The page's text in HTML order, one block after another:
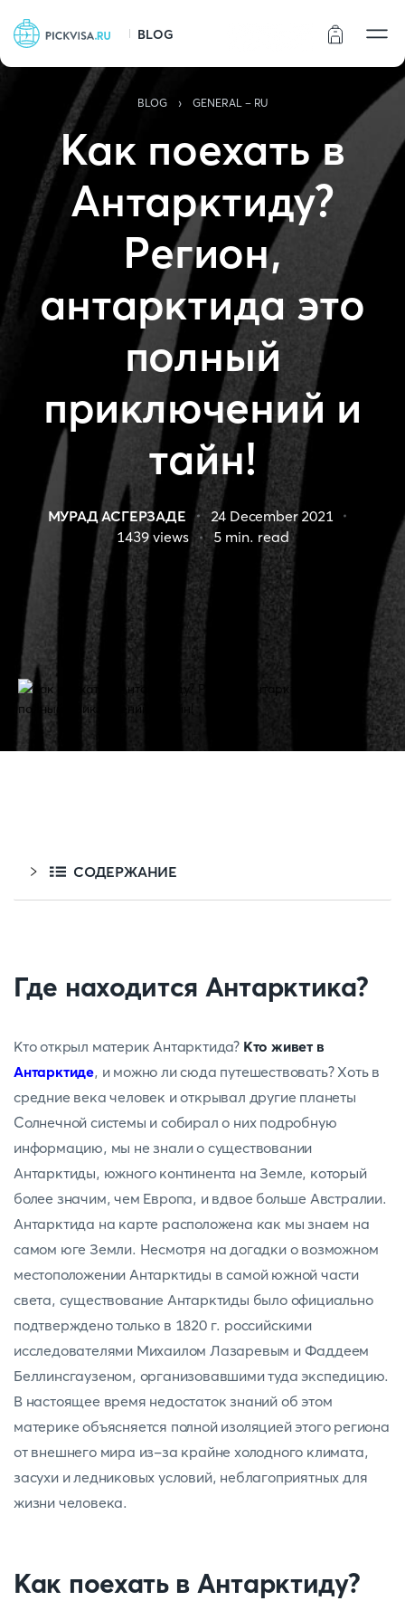
BLOG
BLOG › GENERAL - RU
Как поехать в
Антарктиду?
Регион,
антарктида это
полный
приключений и
тайн!
МУРАД АСГЕРЗАДЕ
24 December 2021
1439views 5min. read
СОДЕРЖАНИЕ
Где находится Антарктика?
Кто открыл материк Антарктида? Кто живет в
Антарктиде, и можно ли сюда путешествовать? Хоть в
средние века человек и открывал другие планеты
Солнечной системы и собирал о них подробную
информацию, мы не знали о существовании
Антарктиды, южного континента на Земле, который
более значим, чем Европа, и вдвое больше Австралии.
Антарктида на карте расположена как мы знаем на
самом юге Земли. Несмотря на догадки о возможном
местоположении Антарктиды в самой южной части
света, существование Антарктиды было официально
подтверждено только в 1820 г. российскими
исследователями Михаилом Лазаревым и Фаддеем
Беллинсгаузеном, организовавшими туда экспедицию.
В настоящее время недостаток знаний об этом
материке объясняется полной изоляцией этого региона
от внешнего мира из-за крайне холодного климата,
засухи и ледниковых условий, неблагоприятных для
жизни человека.
Как поехать в Антарктиду?